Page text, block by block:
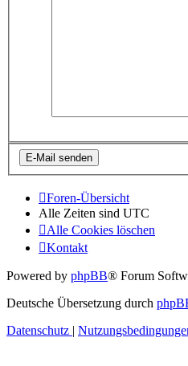
Foren-Übersicht
Alle Zeiten sind UTC
Alle Cookies löschen
Kontakt
Powered by phpBB® Forum
Deutsche Übersetzung durch
Datenschutz |